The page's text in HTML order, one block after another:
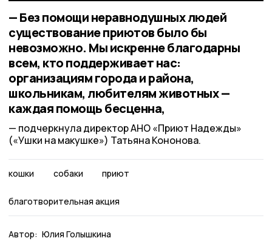
— Без помощи неравнодушных людей
существование приютов было бы
невозможно. Мы искренне благодарны
всем, кто поддерживает нас:
организациям города и района,
школьникам, любителям животных —
каждая помощь бесценна,
подчеркнула директор АНО «Приют Надежды»
(«Ушки на макушке») Татьяна Кононова.
кошки собаки приют
благотворительная акция
Автор: Юлия Голышкина